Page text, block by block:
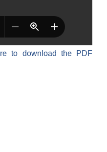
to download the PDF